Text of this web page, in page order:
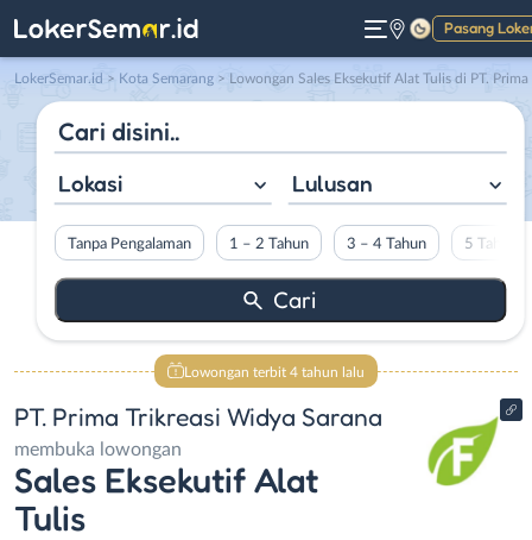
Pasang
Gelap
LokerSemar.id > Kota Semarang > Lowongan Sales Eksekutif Alat Tulis di PT. Prima Trikreasi Widya Sarana
Lokasi Lulusan
Tanpa Pengalaman 1 – 2 Tahun 3 – 4 Tahun 5 Tahun
Lowongan terbit 4 tahun lalu
PT. Prima Trikreasi Widya Sarana
membuka lowongan
Sales Eksekutif Alat
Tulis